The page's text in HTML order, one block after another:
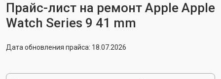
Прайс-лист на ремонт Apple Apple
Watch Series 9 41 mm
Дата обновления прайса: 18.07.2026